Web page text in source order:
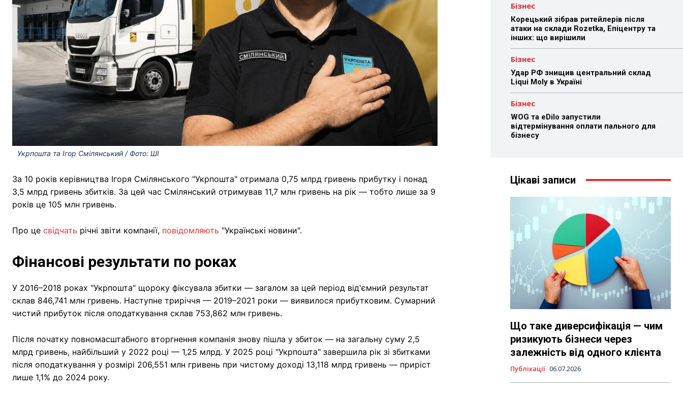
Укрпошта та Ігор Смілянський / Фото: ШІ
За 10 років керівництва Ігоря Смілянського "Укрпошта" отримала 0,75 млрд гривень прибутку і понад
3,5 млрд гривень збитків. За цей час Смілянський отримував 11,7 млн гривень на рік — тобто лише за 9
років це 105 млн гривень.
Про це свідчать річні звіти компанії, повідомляють "Українські новини".
Фінансові результати по роках
У 2016–2018 роках "Укрпошта" щороку фіксувала збитки — загалом за цей період від'ємний результат
склав 846,741 млн гривень. Наступне триріччя — 2019–2021 роки — виявилося прибутковим. Сумарний
чистий прибуток після оподаткування склав 753,862 млн гривень.
Після початку повномасштабного вторгнення компанія знову пішла у збиток — на загальну суму 2,5
млрд гривень, найбільший у 2022 році — 1,25 млрд. У 2025 році "Укрпошта" завершила рік зі збитками
після оподаткування у розмірі 206,551 млн гривень при чистому доході 13,118 млрд гривень — приріст
лише 1,1% до 2024 року.
Бізнес
Корецький зібрав ритейлерів після
атаки на склади Rozetka, Епіцентру та
інших: що вирішили
Бізнес
Удар РФ знищив центральний склад
Liqui Moly в Україні
Бізнес
WOG та eDilo запустили
відтермінування оплати пального для
бізнесу
Цікаві записи
Що таке диверсифікація — чим
ризикують бізнеси через
залежність від одного клієнта
Публікації 06.07.2026